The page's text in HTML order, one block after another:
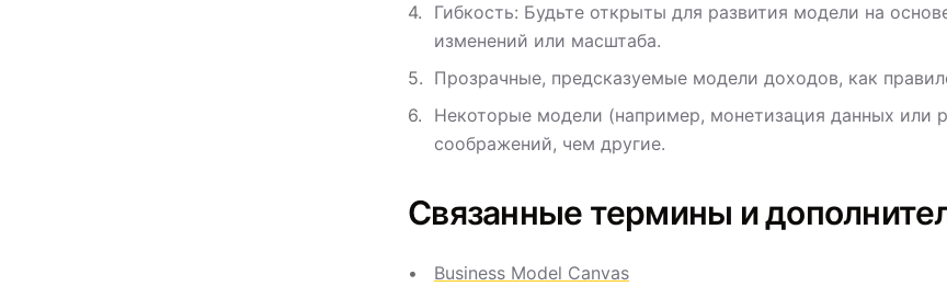
Гибкость: Будьте открыты для развития модели на
изменений или масштаба.
Прозрачные, предсказуемые модели доходов, как
Некоторые модели (например, монетизация данных или
соображений, чем другие.
Связанные термины и
Business Model Canvas